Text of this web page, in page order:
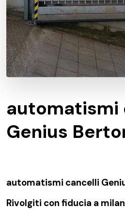
automatismi
Genius
automatismi cancelli
Rivolgiti con fiducia a